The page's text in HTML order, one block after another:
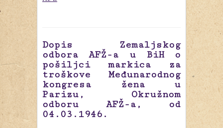
Dopis Zemaljskog
odbora AFŽ-a u BiH o
pošiljci markica za
troškove Međunarodnog
kongresa žena u
Parizu, Okružnom
odboru AFŽ-a, od
04.03.1946.